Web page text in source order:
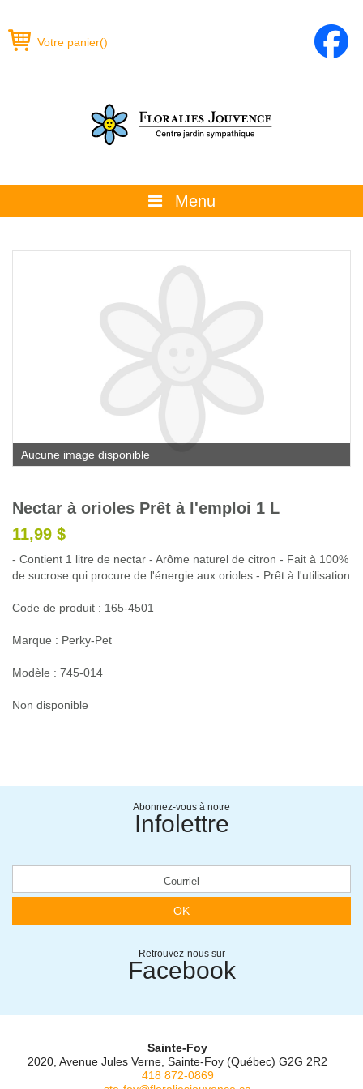
Votre panier()
Menu
La boutique
Promotions et évènements
Calendrier horticole
Emplois
Service à la clientèle
Nous joindre
Aucune image disponible
Nectar à orioles Prêt à l'emploi 1 L
11,99 $
- Contient 1 litre de nectar - Arôme naturel de citron - Fait à 100%
de sucrose qui procure de l'énergie aux orioles - Prêt à l'utilisation
Code de produit : 165-4501
Marque : Perky-Pet
Modèle : 745-014
Non disponible
Abonnez-vous à notre
Infolettre
OK
Retrouvez-nous sur
Facebook
Sainte-Foy
2020, Avenue Jules Verne, Sainte-Foy (Québec) G2G 2R2
418 872-0869